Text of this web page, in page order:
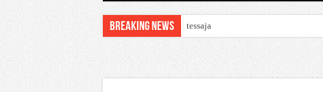
Breaking News Arabic Thematic Immersive L